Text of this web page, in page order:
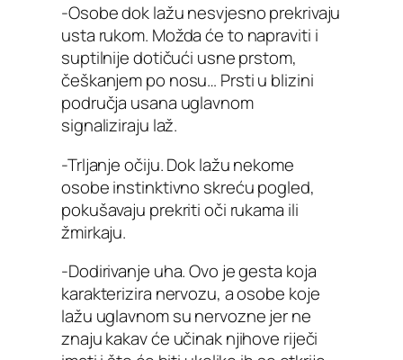
-Osobe dok lažu nesvjesno prekrivaju
usta rukom. Možda će to napraviti i
suptilnije dotičući usne prstom,
češkanjem po nosu… Prsti u blizini
područja usana uglavnom
signaliziraju laž.
-Trljanje očiju. Dok lažu nekome
osobe instinktivno skreću pogled,
pokušavaju prekriti oči rukama ili
žmirkaju.
-Dodirivanje uha. Ovo je gesta koja
karakterizira nervozu, a osobe koje
lažu uglavnom su nervozne jer ne
znaju kakav će učinak njihove riječi